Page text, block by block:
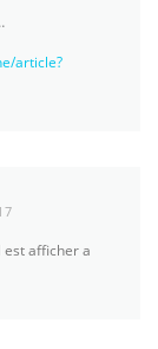
article?
est afficher a